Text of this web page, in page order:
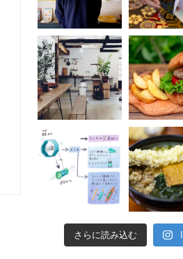
さらに読み込む